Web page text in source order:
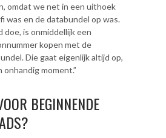
omdat we net in een uithoek
was en de databundel op was.
is onmiddellijk een
kopen met de
Die gaat eigenlijk altijd op,
onhandig moment.”
BEGINNENDE